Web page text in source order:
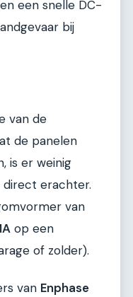
een snelle DC-
bij
van de
de panelen
is er weinig
erachter.
van
op een
of zolder).
van Enphase